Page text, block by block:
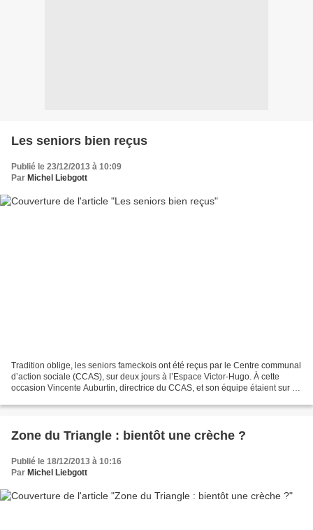
Les seniors bien reçus
Publié le 23/12/2013 à 10:09
Par Michel Liebgott
Tradition oblige, les seniors fameckois ont été reçus par le Centre communal
d’action sociale (CCAS), sur deux jours à l’Espace Victor-Hugo. À cette
occasion Vincente Auburtin, directrice du CCAS, et son équipe étaient sur le
Zone du Triangle : bientôt une crèche ?
Publié le 18/12/2013 à 10:16
Par Michel Liebgott